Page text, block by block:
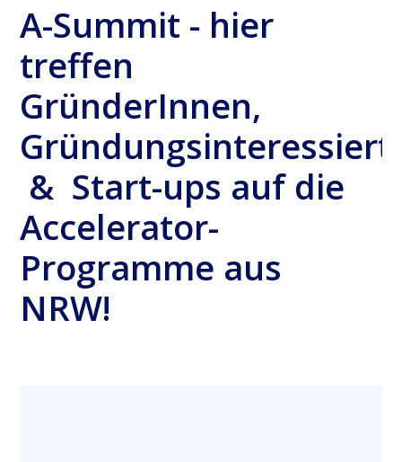
A-Summit - hier
treffen
GründerInnen,
& Start-ups auf die
Accelerator-
Programme aus
NRW!